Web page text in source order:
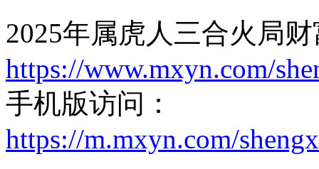
2025年属虎人三合火局
https://www.mxyn.com/
手机版访问：
https://m.mxyn.com/